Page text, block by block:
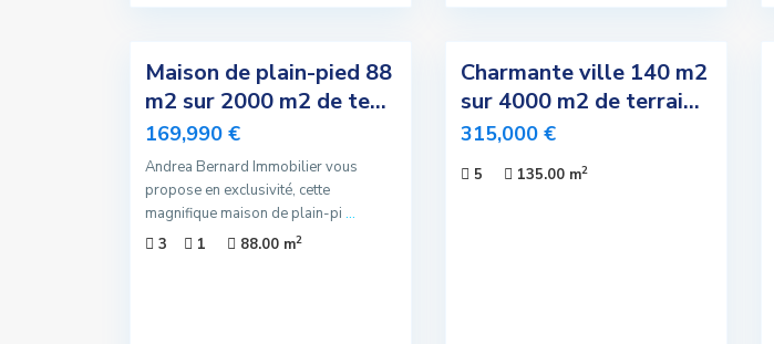
Maison de plain-pied 88
m2 sur 2000 m2 de te...
169,990 €
Andrea Bernard Immobilier vous
propose en exclusivité, cette
magnifique maison de plain-pi ...
3
1 88.00 m2
Charmante ville 140 m2
sur 4000 m2 de terrai...
315,000 €
5 135.00 m2